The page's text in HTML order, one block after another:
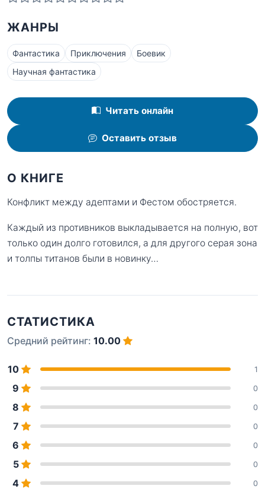
ЖАНРЫ
Фантастика Приключения
Боевик
Научная фантастика
Читать онлайн
Оставить отзыв
О КНИГЕ
Конфликт между адептами и Фестом обостряется.
Каждый из противников выкладывается на полную, вот
только один долго готовился, а для другого серая зона
и толпы титанов были в новинку…
СТАТИСТИКА
Средний рейтинг: 10.00
10 1
9 0
8 0
7 0
6 0
5 0
4 0